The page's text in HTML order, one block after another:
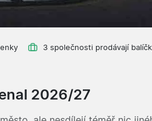
3 společnosti prodávají
2026/27